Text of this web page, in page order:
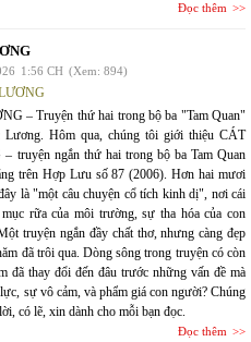
Đọc thêm
1:56 CH (Xem: 894)
– Truyện thứ hai trong bộ ba "Tam Quan"
Lương. Hôm qua, chúng tôi giới thiệu CÁT
ngắn thứ hai trong bộ ba Tam Quan
trên Hợp Lưu số 87 (2006). Hơn hai mươi
là "một câu chuyện cổ tích kinh dị", nơi cái
rữa của môi trường, sự tha hóa của con
truyện ngắn đầy chất thơ, nhưng càng đẹp
đã trôi qua. Dòng sông trong truyện có còn
đã thay đổi đến đâu trước những vấn đề mà
sự vô cảm, và phẩm giá con người? Chúng
có lẽ, xin dành cho mỗi bạn đọc.
Đọc thêm